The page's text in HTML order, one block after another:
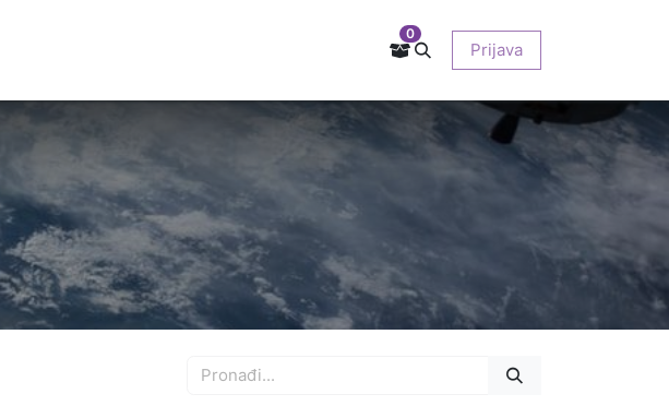
Prodajna mjesta EU-projekti
0
Prijava